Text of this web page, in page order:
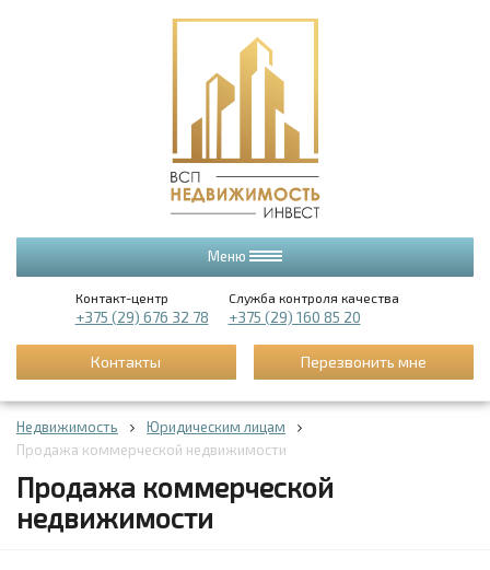
Меню
Контакт-центр
+375 (29) 676 32 78
Служба контроля качества
+375 (29) 160 85 20
Контакты Перезвонить мне
Недвижимость
Юридическим лицам
Продажа коммерческой недвижимости
Продажа коммерческой
недвижимости